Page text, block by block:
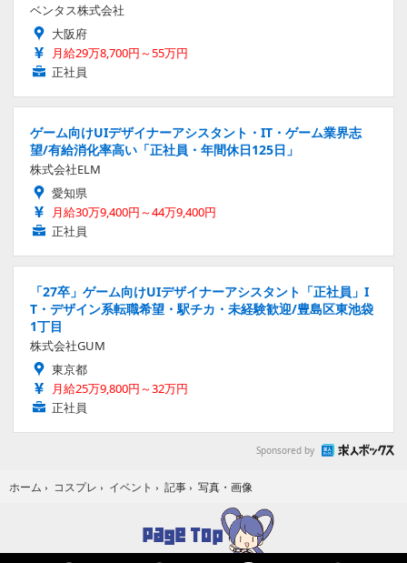
ベンタス株式会社
大阪府
月給29万8,700円～55万円
正社員
ゲーム向けUIデザイナーアシスタント・IT・ゲーム業界志
望/有給消化率高い「正社員・年間休日125日」
株式会社ELM
愛知県
月給30万9,400円～44万9,400円
正社員
「27卒」ゲーム向けUIデザイナーアシスタント「正社員」I
T・デザイン系転職希望・駅チカ・未経験歓迎/豊島区東池袋
1丁目
株式会社GUM
東京都
月給25万9,800円～32万円
正社員
Sponsored by
ホーム › コスプレ › イベント › 記事 › 写真・画像